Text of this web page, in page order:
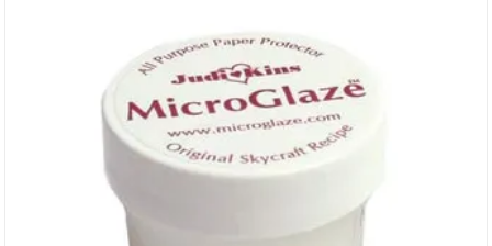
Distress Spritz
Distress Stain
Distress stickles
Diverse glitter